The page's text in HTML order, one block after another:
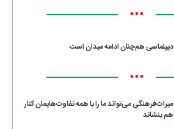
•••
دیپلماسی هم‌چنان ادامه میدان است
•••
میراث‌فرهنگی می‌تواند ما را با همه تفاوت‌هایمان کنار
هم بنشاند